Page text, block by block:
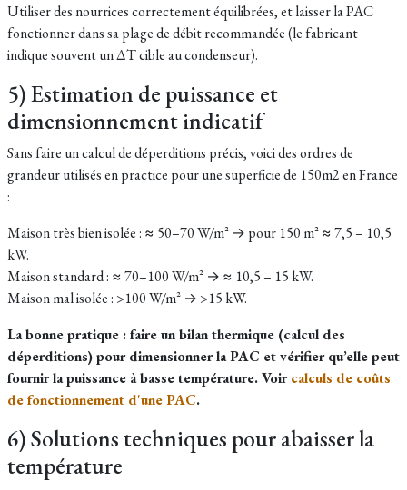
Utiliser des nourrices correctement équilibrées, et laisser la PAC
fonctionner dans sa plage de débit recommandée (le fabricant
indique souvent un ΔT cible au condenseur).
5) Estimation de puissance et
dimensionnement indicatif
Sans faire un calcul de déperditions précis, voici des ordres de
grandeur utilisés en practice pour une superficie de 150m2 en France
:
Maison très bien isolée : ≈ 50–70 W/m² → pour 150 m² ≈ 7,5 – 10,5
kW.
Maison standard : ≈ 70–100 W/m² → ≈ 10,5 – 15 kW.
Maison mal isolée : >100 W/m² → >15 kW.
La bonne pratique : faire un bilan thermique (calcul des
déperditions) pour dimensionner la PAC et vérifier qu’elle peut
fournir la puissance à basse température. Voircalculs de coûts
de fonctionnement d'une PAC.
6) Solutions techniques pour abaisser la
température